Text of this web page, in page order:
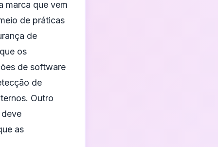
marca que vem
de práticas
de
os
de software
de
Outro
as